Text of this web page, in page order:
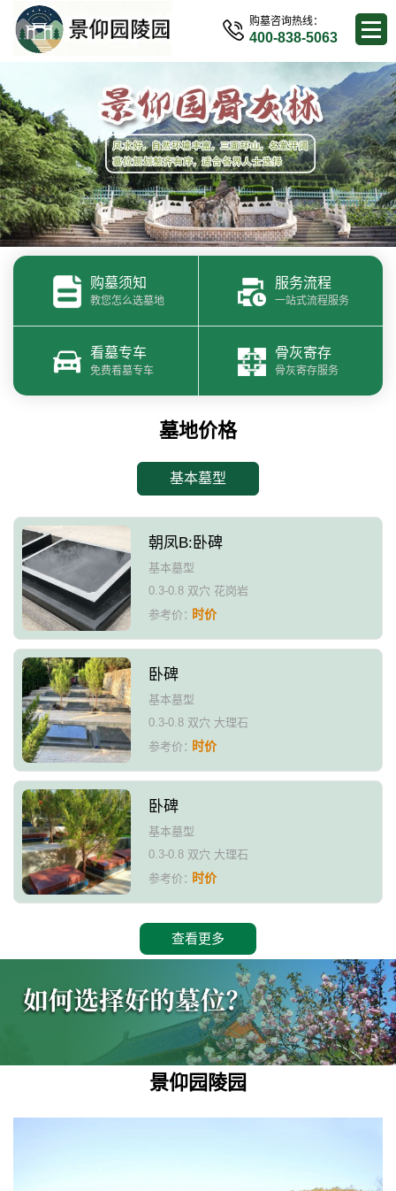
购墓咨询热线：
400-838-5063
购墓须知
教您怎么选墓地
服务流程
一站式流程服务
看墓专车
免费看墓专车
骨灰寄存
骨灰寄存服务
墓地价格
基本墓型
朝凤B:卧碑
基本墓型
0.3-0.8 双穴 花岗岩
参考价：时价
卧碑
基本墓型
0.3-0.8 双穴 大理石
参考价：时价
卧碑
基本墓型
0.3-0.8 双穴 大理石
参考价：时价
查看更多
景仰园陵园